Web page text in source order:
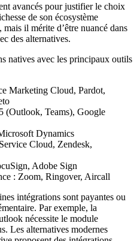
avancés pour justifier le choix
de son écosystème
il mérite d’être nuancé dans
des alternatives.
natives avec les principaux outils
Marketing Cloud, Pardot,
(Outlook, Teams), Google
Dynamics
Cloud, Zendesk,
Adobe Sign
: Zoom, Ringover, Aircall
intégrations sont payantes ou
Par exemple, la
nécessite le module
Les alternatives modernes